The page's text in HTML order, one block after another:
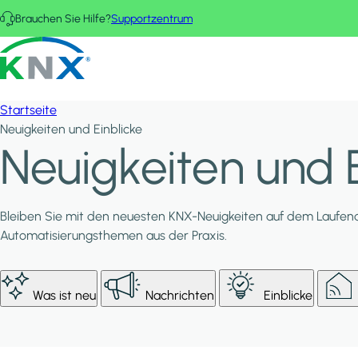
Direkt zum Inhalt
Brauchen Sie Hilfe?Supportzentrum
KNX - Homepage
Startseite
Neuigkeiten und Einblicke
Neuigkeiten und
Bleiben Sie mit den neuesten KNX-Neuigkeiten auf dem
Automatisierungsthemen aus der Praxis.
Was ist neu Nachrichten Einblicke